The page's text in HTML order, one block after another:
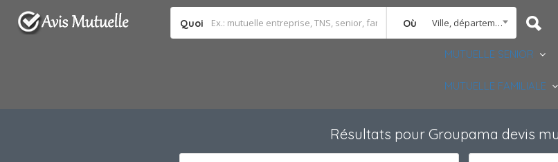
Quoi Où Ville, département, région
MUTUELLE SENIOR
MUTUELLE FAMILIALE
Résultats pour Groupama devis